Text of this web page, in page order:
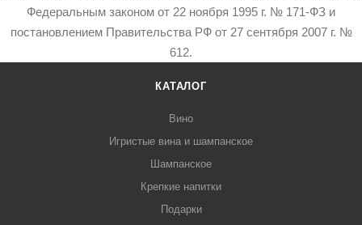
Федеральным законом от 22 ноября 1995 г. № 171-ФЗ и
постановлением Правительства РФ от 27 сентября 2007 г. №
612.
КАТАЛОГ
Вино
Игристые вина и шампанское
Шампанское
Крепкие напитки
Подарки